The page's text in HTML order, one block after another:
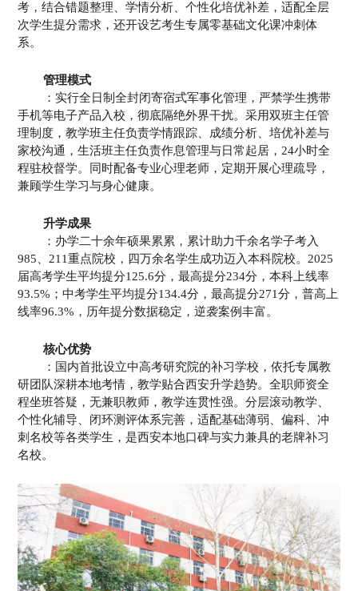
考，结合错题整理、学情分析、个性化培优补差，适配全层
次学生提分需求，还开设艺考生专属零基础文化课冲刺体
系。
管理模式
：实行全日制全封闭寄宿式军事化管理，严禁学生携带
手机等电子产品入校，彻底隔绝外界干扰。采用双班主任管
理制度，教学班主任负责学情跟踪、成绩分析、培优补差与
家校沟通，生活班主任负责作息管理与日常起居，24小时全
程驻校督学。同时配备专业心理老师，定期开展心理疏导，
兼顾学生学习与身心健康。
升学成果
：办学二十余年硕果累累，累计助力千余名学子考入
985、211重点院校，四万余名学生成功迈入本科院校。2025
届高考学生平均提分125.6分，最高提分234分，本科上线率
93.5%；中考学生平均提分134.4分，最高提分271分，普高上
线率96.3%，历年提分数据稳定，逆袭案例丰富。
核心优势
：国内首批设立中高考研究院的补习学校，依托专属教
研团队深耕本地考情，教学贴合西安升学趋势。全职师资全
程坐班答疑，无兼职教师，教学连贯性强。分层滚动教学、
个性化辅导、闭环测评体系完善，适配基础薄弱、偏科、冲
刺名校等各类学生，是西安本地口碑与实力兼具的老牌补习
名校。